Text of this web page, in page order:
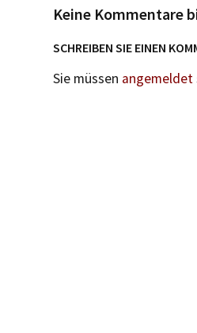
Keine Kommentare
SCHREIBEN SIE EINEN
Sie müssen angemeldet